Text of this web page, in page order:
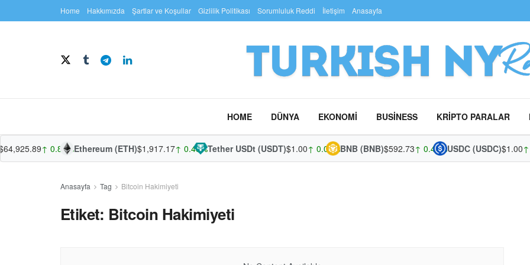
Home Hakkımızda Şartlar ve Koşullar Gizlilik Politikası Sorumluluk Reddi İletişim Anasayfa
HOME DÜNYA EKONOMI BUSINESS KRIPTO PARALAR
↑ 0.82%Ethereum (ETH)$1,917.17↑ 0.48%Tether USDt (USDT)$1.00↑ 0.02%BNB (BNB)$592.73↑ 0.48%USDC (USDC)$1.00↑
Anasayfa Tag Bitcoin Hakimiyeti
Etiket: Bitcoin Hakimiyeti